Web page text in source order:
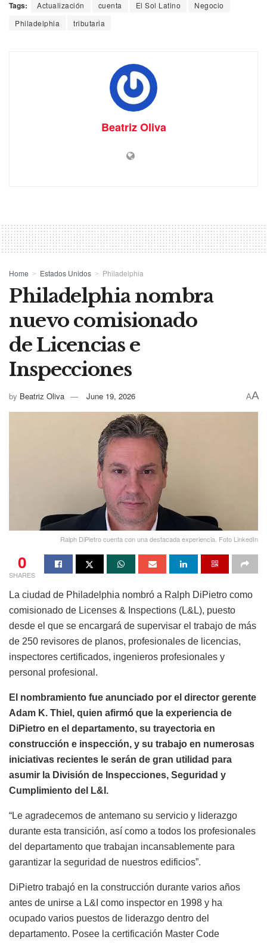
Tags: Actualización cuenta El Sol Latino
Negocio
Philadelphia
tributaria
Beatriz Oliva
Home Estados Unidos Philadelphia
Philadelphia nombra
nuevo comisionado
de Licencias e
Inspecciones
by Beatriz Oliva June 19, 2026 AA
Ralph DiPietro cuenta con una destacada experiencia. Foto LinkedIn
0
SHARES
La ciudad de Philadelphia nombró a Ralph DiPietro como
comisionado de Licenses & Inspections (L&L), puesto
desde el que se encargará de supervisar el trabajo de más
de 250 revisores de planos, profesionales de licencias,
inspectores certificados, ingenieros profesionales y
personal profesional.
El nombramiento fue anunciado por el director gerente
Adam K. Thiel, quien afirmó que la experiencia de
DiPietro en el departamento, su trayectoria en
construcción e inspección, y su trabajo en numerosas
iniciativas recientes le serán de gran utilidad para
asumir la División de Inspecciones, Seguridad y
Cumplimiento del L&I.
“Le agradecemos de antemano su servicio y liderazgo
durante esta transición, así como a todos los profesionales
del departamento que trabajan incansablemente para
garantizar la seguridad de nuestros edificios”.
DiPietro trabajó en la construcción durante varios años
antes de unirse a L&I como inspector en 1998 y ha
ocupado varios puestos de liderazgo dentro del
departamento. Posee la certificación Master Code